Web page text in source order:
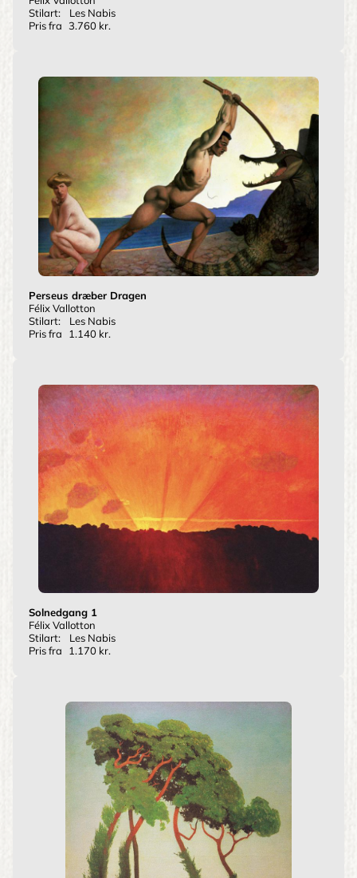
Stilart:
Les Nabis
Pris fra 3.760 kr.
Perseus dræber Dragen
Félix Vallotton
Stilart:
Les Nabis
Pris fra
1.140 kr.
Solnedgang 1
Félix Vallotton
Stilart:
Les Nabis
Pris fra
1.170 kr.